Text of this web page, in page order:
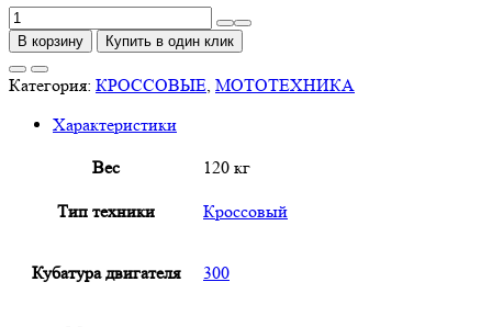
Количество
товара
Кросс
XR300
В корзину Купить в один клик
Категория: КРОССОВЫЕ, МОТОТЕХНИКА
Характеристики
Вес 120 кг
Тип техники Кроссовый
Кубатура двигателя 300